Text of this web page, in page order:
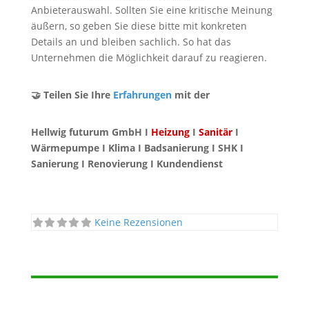
Anbieterauswahl. Sollten Sie eine kritische Meinung
äußern, so geben Sie diese bitte mit konkreten
Details an und bleiben sachlich. So hat das
Unternehmen die Möglichkeit darauf zu reagieren.
🤝 Teilen Sie Ihre Erfahrungenmit der
Hellwig futurum GmbH I HeizungI SanitärI
Wärmepumpe I Klima I Badsanierung I SHK I
Sanierung I Renovierung I Kundendienst
Keine Rezensionen